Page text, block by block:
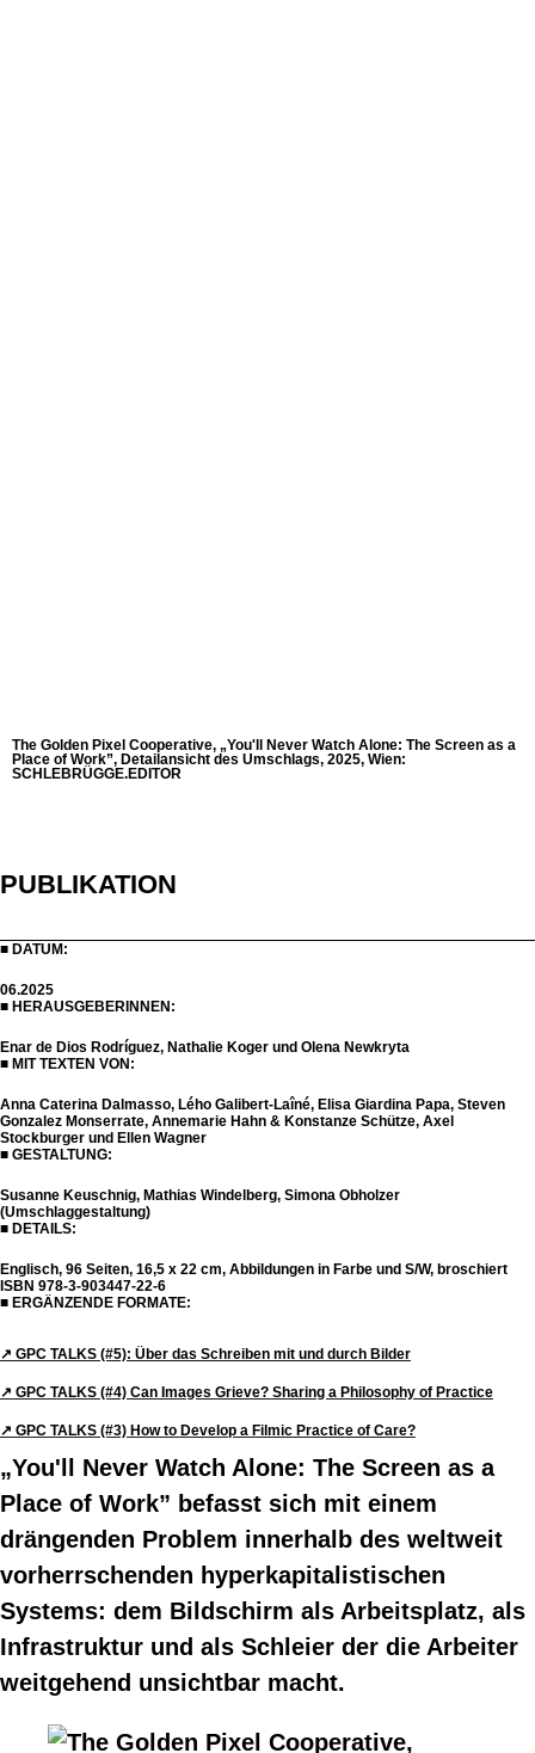
The Golden Pixel Cooperative, „You'll Never Watch Alone: The Screen as a
Place of Work”, Detailansicht des Umschlags, 2025, Wien:
SCHLEBRÜGGE.EDITOR
PUBLIKATION
■ DATUM:
06.2025
■ HERAUSGEBERINNEN:
Enar de Dios Rodríguez, Nathalie Koger und Olena Newkryta
■ MIT TEXTEN VON:
Anna Caterina Dalmasso, Lého Galibert-Laîné, Elisa Giardina Papa, Steven
Gonzalez Monserrate, Annemarie Hahn & Konstanze Schütze, Axel
Stockburger und Ellen Wagner
■ GESTALTUNG:
Susanne Keuschnig, Mathias Windelberg, Simona Obholzer
(Umschlaggestaltung)
■ DETAILS:
Englisch, 96 Seiten, 16,5 x 22 cm, Abbildungen in Farbe und S/W, broschiert
ISBN 978-3-903447-22-6
■ ERGÄNZENDE FORMATE:
↗︎ GPC TALKS (#5): Über das Schreiben mit und durch Bilder
↗︎ GPC TALKS (#4) Can Images Grieve? Sharing a Philosophy of Practice
↗︎ GPC TALKS (#3) How to Develop a Filmic Practice of Care?
„You'll Never Watch Alone: The Screen as a
Place of Work” befasst sich mit einem
drängenden Problem innerhalb des weltweit
vorherrschenden hyperkapitalistischen
Systems: dem Bildschirm als Arbeitsplatz, als
Infrastruktur und als Schleier der die Arbeiter
weitgehend unsichtbar macht.